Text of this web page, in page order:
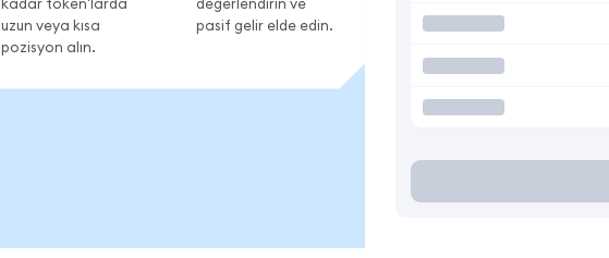
kadar token'larda
uzun veya kısa
pozisyon alın.
değerlendirin ve
pasif gelir elde edin.